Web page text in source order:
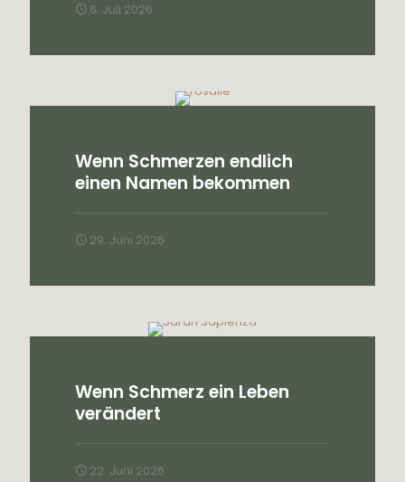
6. Juli 2026
Wenn Schmerzen endlich
einen Namen bekommen
29. Juni 2026
Wenn Schmerz ein Leben
verändert
22. Juni 2026